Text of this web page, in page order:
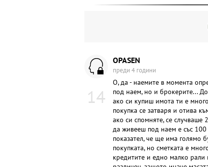
14
OPASEN
преди 4 години
О, да - наемите в момента
под наем, но и брокерите...
ако си купиш имота ти е
покупка се затваря и отива
ако си спомняте, се случваше
да живееш под наем е със 100
показател, че ще има голямо
покупката, но сметката е
кредитите и едно малко рали